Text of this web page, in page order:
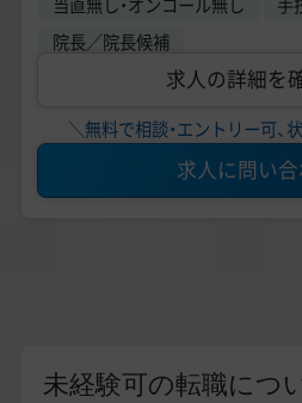
院長／院長候補
求人の詳細を
＼無料で相談・エントリー可
求人に問い
未経験可の転職につ